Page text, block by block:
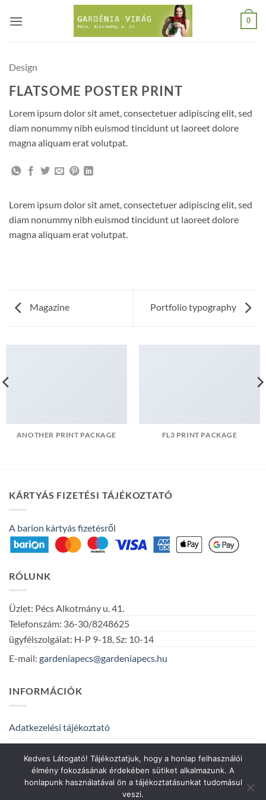
0
Design
FLATSOME POSTER PRINT
Lorem ipsum dolor sit amet, consectetuer adipiscing elit, sed
diam nonummy nibh euismod tincidunt ut laoreet dolore
magna aliquam erat volutpat.
Lorem ipsum dolor sit amet, consectetuer adipiscing elit, sed
diam nonummy nibh euismod tincidunt ut laoreet dolore
magna aliquam erat volutpat.
Magazine Portfolio typography
ANOTHER PRINT PACKAGE FL3 PRINT PACKAGE
KÁRTYÁS FIZETÉSI TÁJÉKOZTATÓ
A barion kártyás fizetésről
RÓLUNK
Üzlet: Pécs Alkotmány u. 41.
Telefonszám: 36-30/8248625
ügyfélszolgálat: H-P 9-18, Sz: 10-14
E-mail: gardeniapecs@gardeniapecs.hu
INFORMÁCIÓK
Adatkezelési tájékoztató
Kedves Látogató! Tájékoztatjuk, hogy a honlap felhasználói
élmény fokozásának érdekében sütiket alkalmazunk. A
honlapunk használatával ön a tájékoztatásunkat tudomásul
veszi.